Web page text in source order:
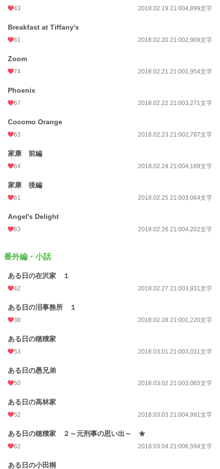
43 2018.02.19 21:004,899文字
Breakfast at Tiffany's
61 2018.02.20 21:002,909文字
Zoom
74 2018.02.21 21:001,954文字
Phoenix
67 2018.02.22 21:003,271文字
Cocomo Orange
63 2018.02.23 21:002,787文字
家康 前編
64 2018.02.24 21:004,169文字
家康 後編
61 2018.02.25 21:003,064文字
Angel's Delight
63 2018.02.26 21:004,202文字
番外編・小話
ある日の在沢家 １
42 2018.02.27 21:003,931文字
ある日の泪事務所 １
38 2018.02.28 21:001,220文字
ある日の穂積家
53 2018.03.01 21:003,031文字
ある日の愚兄弟
50 2018.03.02 21:003,065文字
ある日の高林家
52 2018.03.03 21:004,991文字
ある日の穂積家 ２～元刑事の思い出～ ★
62 2018.03.04 21:006,594文字
ある日の小田桐